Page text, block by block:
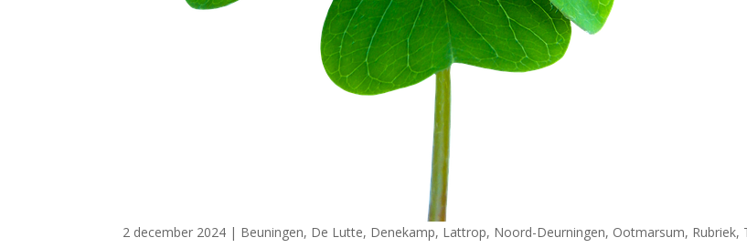
2 december 2024 | Beuningen, De Lutte, Denekamp, Lattrop, Noord-Deurningen, Ootmarsum, Rubriek,